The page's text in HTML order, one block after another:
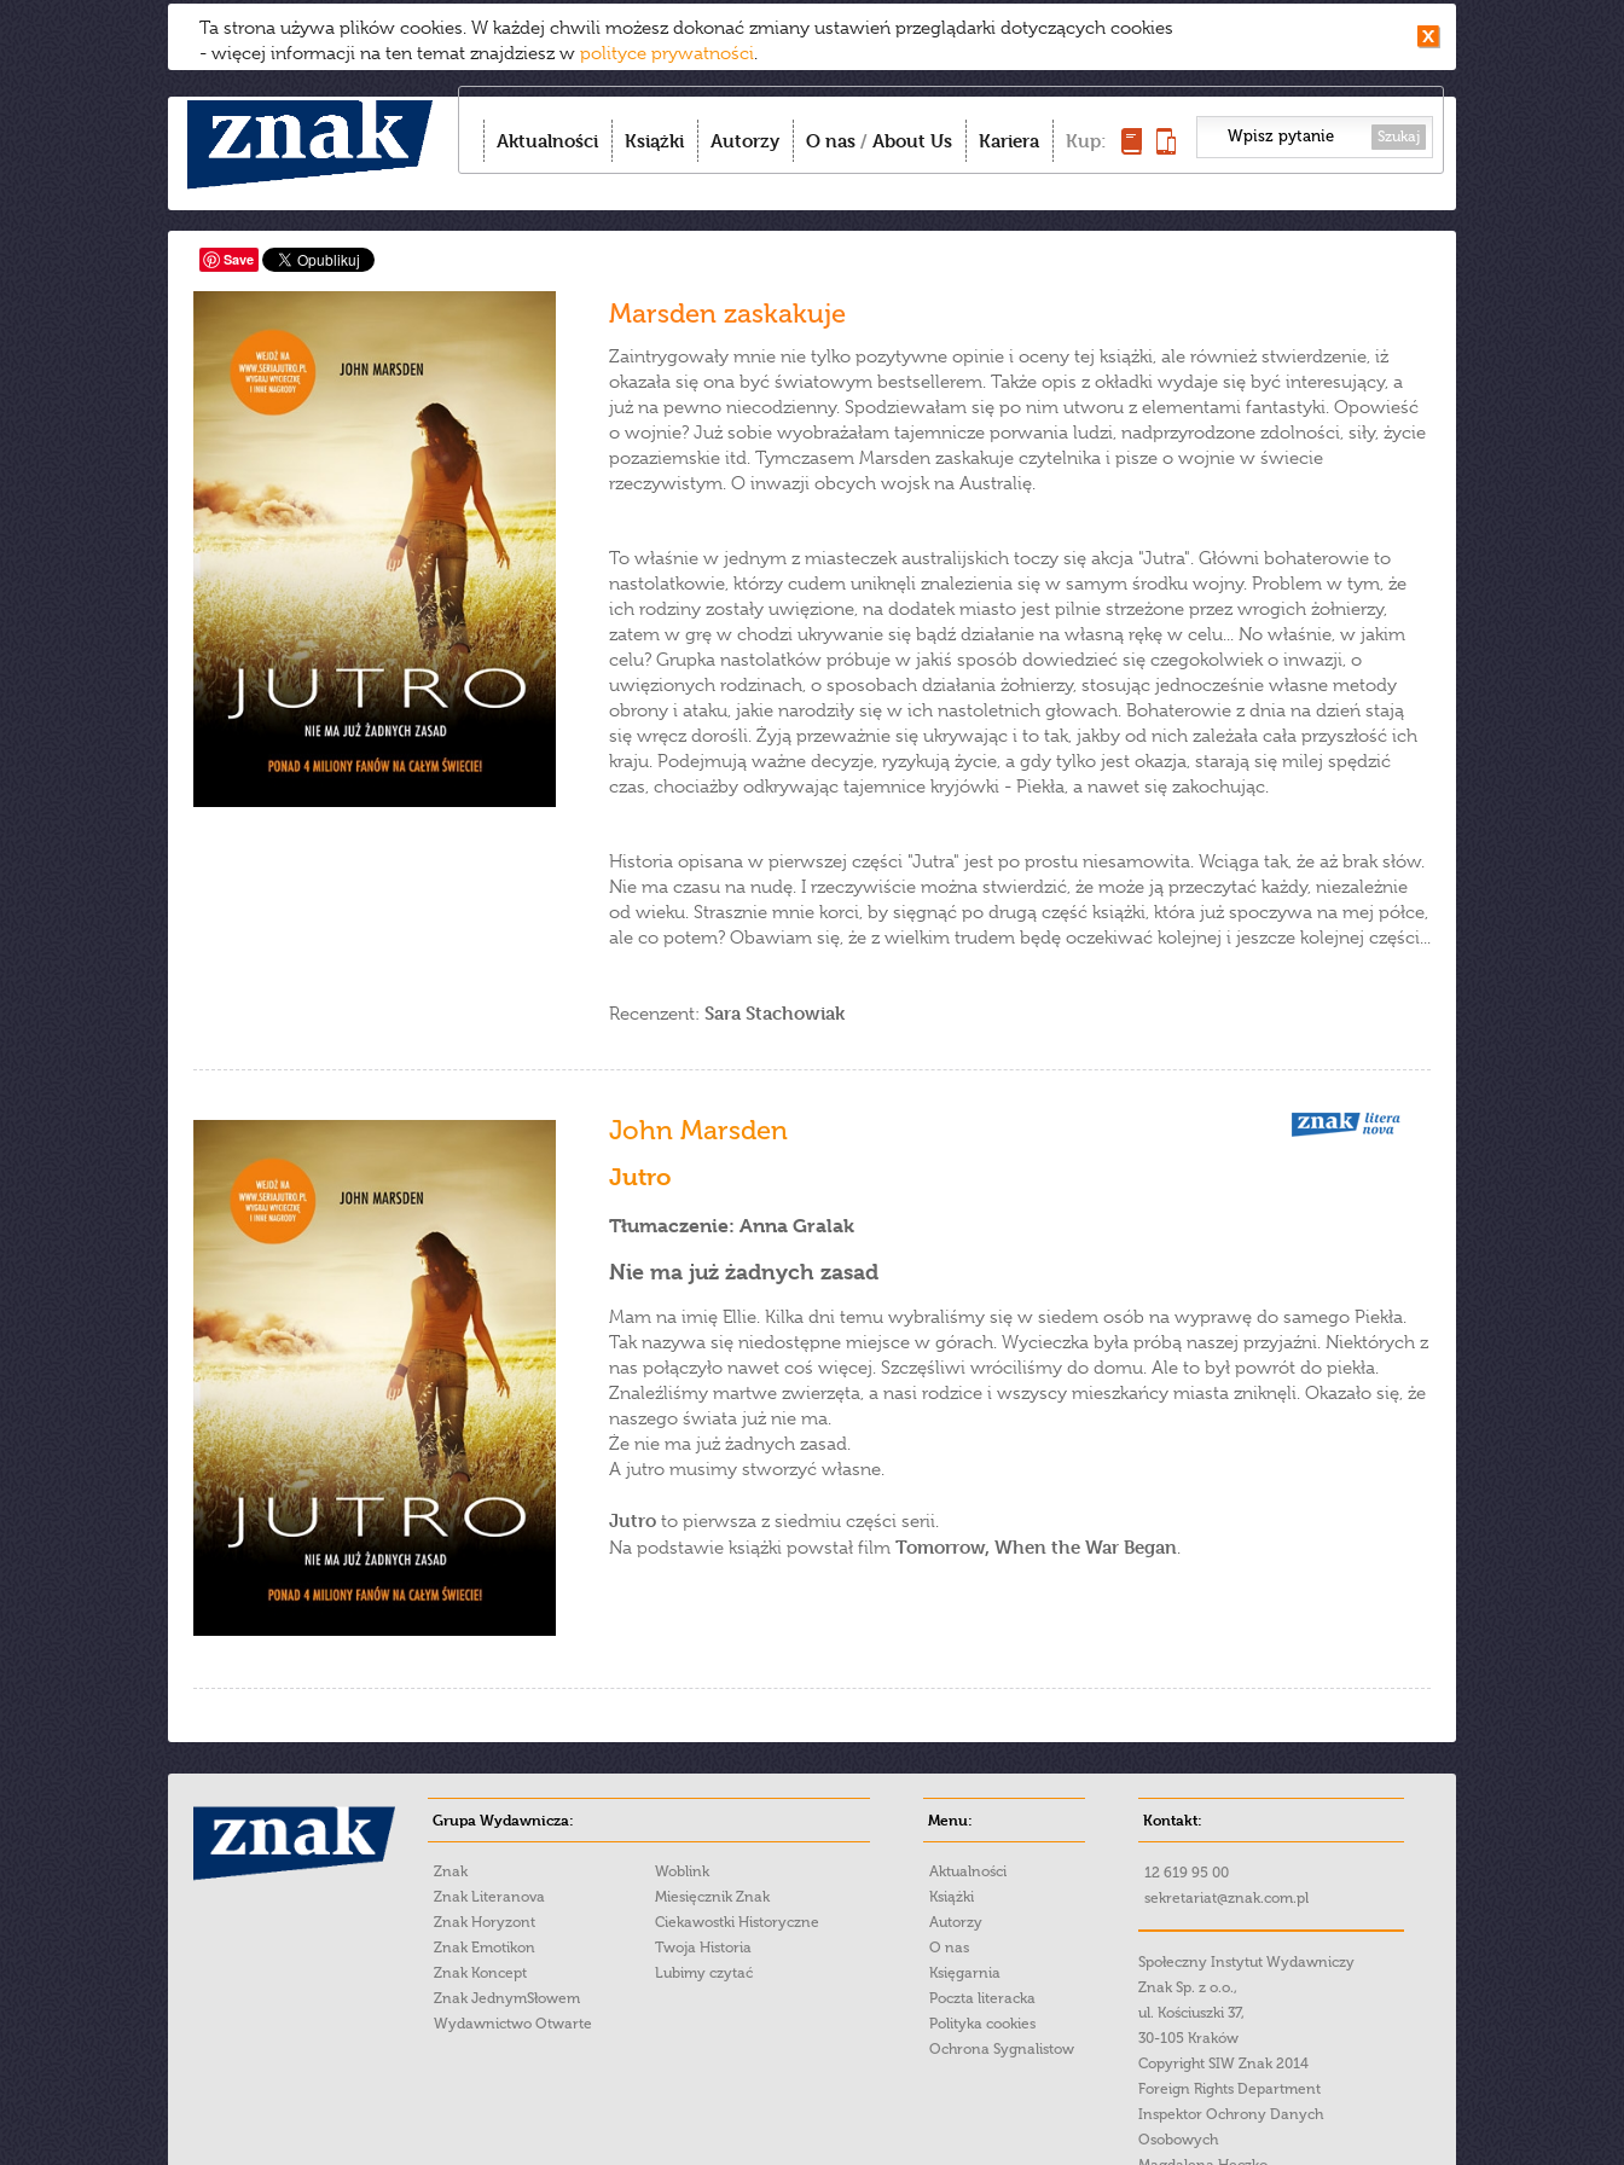
Ta strona używa plików cookies. W każdej chwili możesz dokonać zmiany ustawień przeglądarki dotyczących cookies
- więcej informacji na ten temat znajdziesz w polityce prywatności.
Aktualności Książki Autorzy O nas / About Us Kariera Kup: Szukaj
Save
Marsden zaskakuje
Zaintrygowały mnie nie tylko pozytywne opinie i oceny tej książki, ale również stwierdzenie, iż
okazała się ona być światowym bestsellerem. Także opis z okładki wydaje się być interesujący, a
już na pewno niecodzienny. Spodziewałam się po nim utworu z elementami fantastyki. Opowieść
o wojnie? Już sobie wyobrażałam tajemnicze porwania ludzi, nadprzyrodzone zdolności, siły, życie
pozaziemskie itd. Tymczasem Marsden zaskakuje czytelnika i pisze o wojnie w świecie
rzeczywistym. O inwazji obcych wojsk na Australię.
To właśnie w jednym z miasteczek australijskich toczy się akcja "Jutra". Główni bohaterowie to
nastolatkowie, którzy cudem uniknęli znalezienia się w samym środku wojny. Problem w tym, że
ich rodziny zostały uwięzione, na dodatek miasto jest pilnie strzeżone przez wrogich żołnierzy,
zatem w grę w chodzi ukrywanie się bądź działanie na własną rękę w celu... No właśnie, w jakim
celu? Grupka nastolatków próbuje w jakiś sposób dowiedzieć się czegokolwiek o inwazji, o
uwięzionych rodzinach, o sposobach działania żołnierzy, stosując jednocześnie własne metody
obrony i ataku, jakie narodziły się w ich nastoletnich głowach. Bohaterowie z dnia na dzień stają
się wręcz dorośli. Żyją przeważnie się ukrywając i to tak, jakby od nich zależała cała przyszłość ich
kraju. Podejmują ważne decyzje, ryzykują życie, a gdy tylko jest okazja, starają się milej spędzić
czas, chociażby odkrywając tajemnice kryjówki - Piekła, a nawet się zakochując.
Historia opisana w pierwszej części "Jutra" jest po prostu niesamowita. Wciąga tak, że aż brak słów.
Nie ma czasu na nudę. I rzeczywiście można stwierdzić, że może ją przeczytać każdy, niezależnie
od wieku. Strasznie mnie korci, by sięgnąć po drugą część książki, która już spoczywa na mej półce,
ale co potem? Obawiam się, że z wielkim trudem będę oczekiwać kolejnej i jeszcze kolejnej części...
Recenzent: Sara Stachowiak
John Marsden
Jutro
Tłumaczenie: Anna Gralak
Nie ma już żadnych zasad
Mam na imię Ellie. Kilka dni temu wybraliśmy się w siedem osób na wyprawę do samego Piekła.
Tak nazywa się niedostępne miejsce w górach. Wycieczka była próbą naszej przyjaźni. Niektórych z
nas połączyło nawet coś więcej. Szczęśliwi wróciliśmy do domu. Ale to był powrót do piekła.
Znaleźliśmy martwe zwierzęta, a nasi rodzice i wszyscy mieszkańcy miasta zniknęli. Okazało się, że
naszego świata już nie ma.
Że nie ma już żadnych zasad.
A jutro musimy stworzyć własne.
Jutro to pierwsza z siedmiu części serii.
Na podstawie książki powstał film Tomorrow, When the War Began.
Grupa Wydawnicza:
Znak
Znak Literanova
Znak Horyzont
Znak Emotikon
Znak Koncept
Znak JednymSłowem
Wydawnictwo Otwarte
Woblink
Miesięcznik Znak
Ciekawostki Historyczne
Twoja Historia
Lubimy czytać
Menu:
Aktualności
Książki
Autorzy
O nas
Księgarnia
Poczta literacka
Polityka cookies
Ochrona Sygnalistow
Kontakt:
12 619 95 00
sekretariat@znak.com.pl
Społeczny Instytut Wydawniczy
Znak Sp. z o.o.,
ul. Kościuszki 37,
30-105 Kraków
Copyright SIW Znak 2014
Foreign Rights Department
Inspektor Ochrony Danych
Osobowych